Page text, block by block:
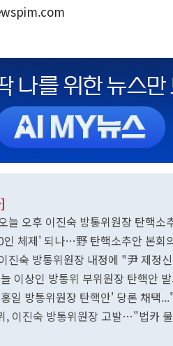
늘 오후 이진숙 방통위원장 탄핵소
인 체제' 되나…野 탄핵소추안 본회
진숙 방통위원장 내정에 "尹 제정
이상인 방통위 부위원장 탄핵안
일 방통위원장 탄핵안' 당론 채택
, 이진숙 방통위원장 고발…"법카